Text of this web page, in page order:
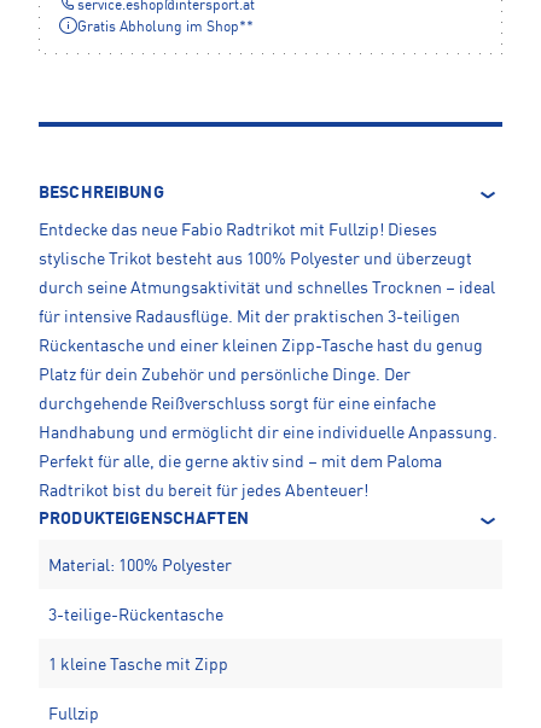
service.eshop@intersport.at
Gratis Abholung im Shop**
BESCHREIBUNG
Entdecke das neue Fabio Radtrikot mit Fullzip! Dieses
stylische Trikot besteht aus 100% Polyester und überzeugt
durch seine Atmungsaktivität und schnelles Trocknen – ideal
für intensive Radausflüge. Mit der praktischen 3-teiligen
Rückentasche und einer kleinen Zipp-Tasche hast du genug
Platz für dein Zubehör und persönliche Dinge. Der
durchgehende Reißverschluss sorgt für eine einfache
Handhabung und ermöglicht dir eine individuelle Anpassung.
Perfekt für alle, die gerne aktiv sind – mit dem Paloma
Radtrikot bist du bereit für jedes Abenteuer!
PRODUKTEIGENSCHAFTEN
Material: 100% Polyester
3-teilige-Rückentasche
1 kleine Tasche mit Zipp
Fullzip